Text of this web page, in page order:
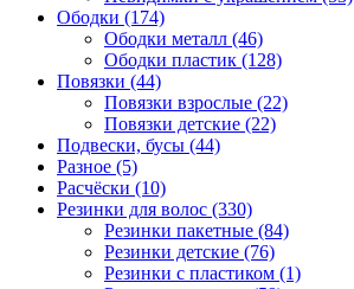
Ободки (174)
Ободки металл (46)
Ободки пластик (128)
Повязки (44)
Повязки взрослые (22)
Повязки детские (22)
Подвески, бусы (44)
Разное (5)
Расчёски (10)
Резинки для волос (330)
Резинки пакетные (84)
Резинки детские (76)
Резинки с пластиком (1)